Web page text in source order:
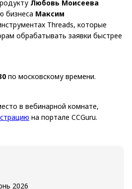
Любовь Моисеева
бизнеса Максим
Threads, которые
обрабатывать заявки быстрее
по московскому времени.
в вебинарной комнате,
на портале CCGuru.
2026